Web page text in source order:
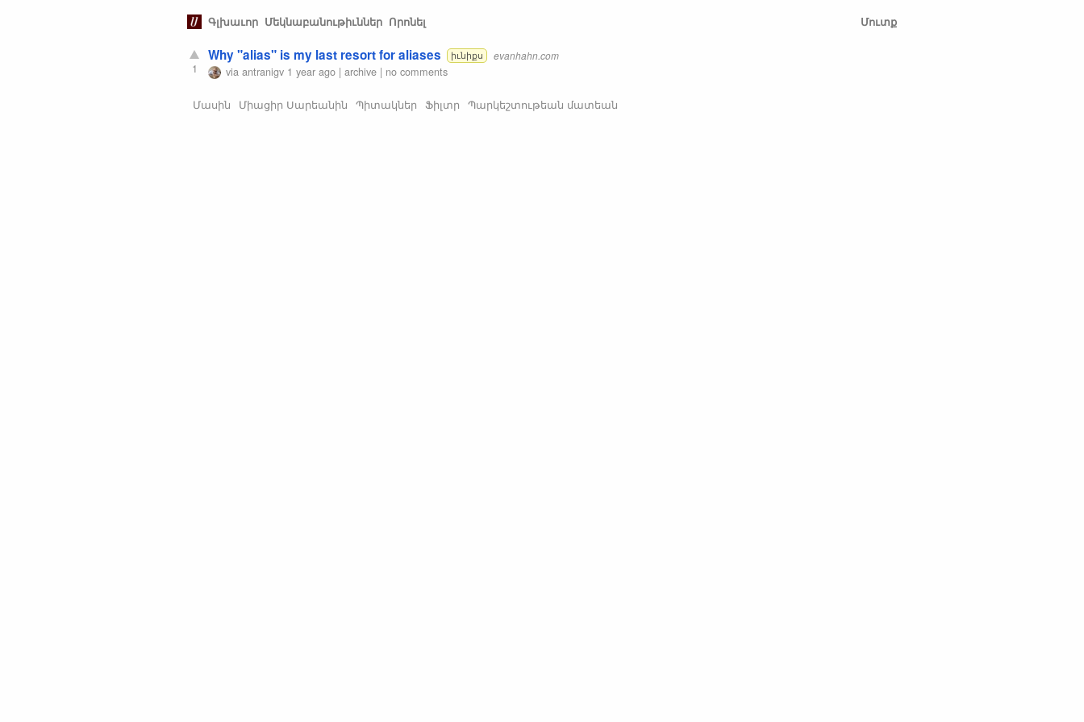
Գլխաւոր Մեկնաբանութիւններ Որոնել Մուտք
1
Why "alias" is my last resort for aliases իւնիքս evanhahn.com
via antranigv 1 year ago | archive | no comments
Մասին Միացիր Սարեանին Պիտակներ Ֆիլտր Պարկեշտութեան մատեան